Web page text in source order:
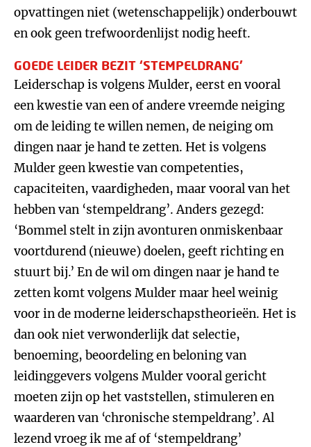
opvattingen niet (wetenschappelijk) onderbouwt
en ook geen trefwoordenlijst nodig heeft.
GOEDE LEIDER BEZIT ‘STEMPELDRANG’
Leiderschap is volgens Mulder, eerst en vooral
een kwestie van een of andere vreemde neiging
om de leiding te willen nemen, de neiging om
dingen naar je hand te zetten. Het is volgens
Mulder geen kwestie van competenties,
capaciteiten, vaardigheden, maar vooral van het
hebben van ‘stempeldrang’. Anders gezegd:
‘Bommel stelt in zijn avonturen onmiskenbaar
voortdurend (nieuwe) doelen, geeft richting en
stuurt bij.’ En de wil om dingen naar je hand te
zetten komt volgens Mulder maar heel weinig
voor in de moderne leiderschapstheorieën. Het is
dan ook niet verwonderlijk dat selectie,
benoeming, beoordeling en beloning van
leidinggevers volgens Mulder vooral gericht
moeten zijn op het vaststellen, stimuleren en
waarderen van ‘chronische stempeldrang’. Al
lezend vroeg ik me af of ‘stempeldrang’